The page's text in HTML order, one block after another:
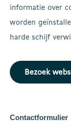
informatie over
worden
harde schijf
Bezoek
Contactformulier